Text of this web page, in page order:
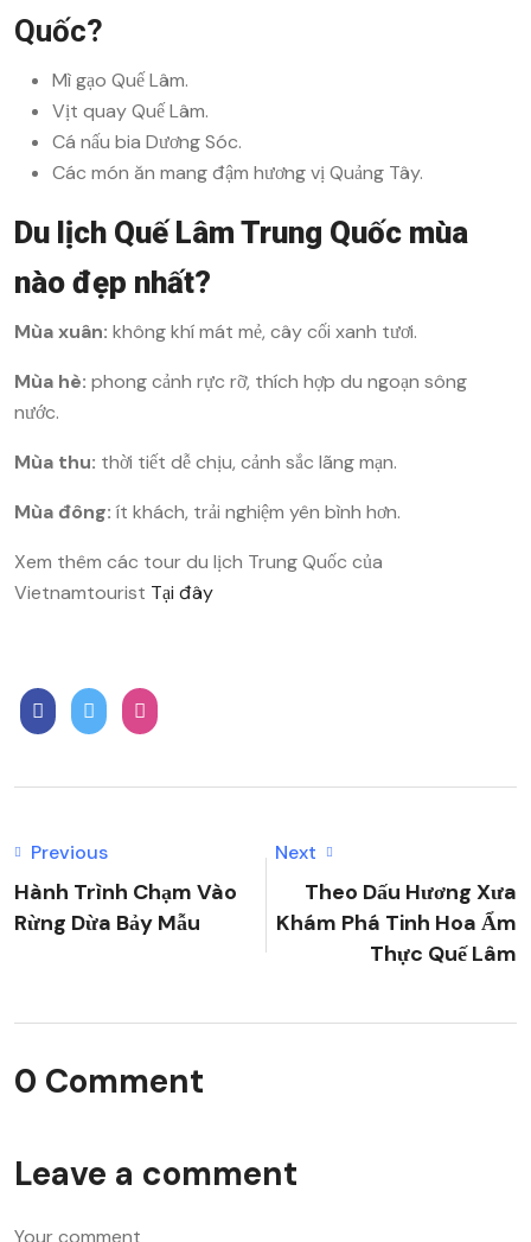
Quốc?
Mì gạo Quế Lâm.
Vịt quay Quế Lâm.
Cá nấu bia Dương Sóc.
Các món ăn mang đậm hương vị Quảng Tây.
Du lịch Quế Lâm Trung Quốc mùa
nào đẹp nhất?
Mùa xuân: không khí mát mẻ, cây cối xanh tươi.
Mùa hè: phong cảnh rực rỡ, thích hợp du ngoạn sông
nước.
Mùa thu: thời tiết dễ chịu, cảnh sắc lãng mạn.
Mùa đông:ít khách, trải nghiệm yên bình hơn.
Xem thêm các tour du lịch Trung Quốc của
Vietnamtourist Tại đây
Previous
Hành Trình Chạm Vào
Rừng Dừa Bảy Mẫu
Next
Theo Dấu Hương Xưa
Khám Phá Tinh Hoa Ẩm
Thực Quế Lâm
0 Comment
Leave a comment
Your comment